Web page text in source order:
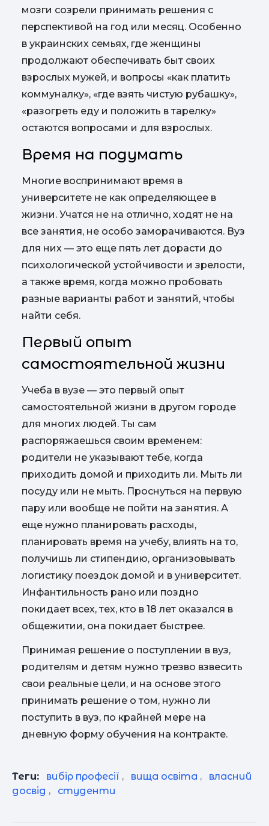
мозги созрели принимать решения с
перспективой на год или месяц. Особенно
в украинских семьях, где женщины
продолжают обеспечивать быт своих
взрослых мужей, и вопросы «как платить
коммуналку», «где взять чистую рубашку»,
«разогреть еду и положить в тарелку»
остаются вопросами и для взрослых.
Время на подумать
Многие воспринимают время в
университете не как определяющее в
жизни. Учатся не на отлично, ходят не на
все занятия, не особо заморачиваются. Вуз
для них — это еще пять лет дорасти до
психологической устойчивости и зрелости,
а также время, когда можно пробовать
разные варианты работ и занятий, чтобы
найти себя.
Первый опыт
самостоятельной жизни
Учеба в вузе — это первый опыт
самостоятельной жизни в другом городе
для многих людей. Ты сам
распоряжаешься своим временем:
родители не указывают тебе, когда
приходить домой и приходить ли. Мыть ли
посуду или не мыть. Проснуться на первую
пару или вообще не пойти на занятия. А
еще нужно планировать расходы,
планировать время на учебу, влиять на то,
получишь ли стипендию, организовывать
логистику поездок домой и в университет.
Инфантильность рано или поздно
покидает всех, тех, кто в 18 лет оказался в
общежитии, она покидает быстрее.
Принимая решение о поступлении в вуз,
родителям и детям нужно трезво взвесить
свои реальные цели, и на основе этого
принимать решение о том, нужно ли
поступить в вуз, по крайней мере на
дневную форму обучения на контракте.
Теги: вибір професії , вища освіта ,
власний
досвід , студенти